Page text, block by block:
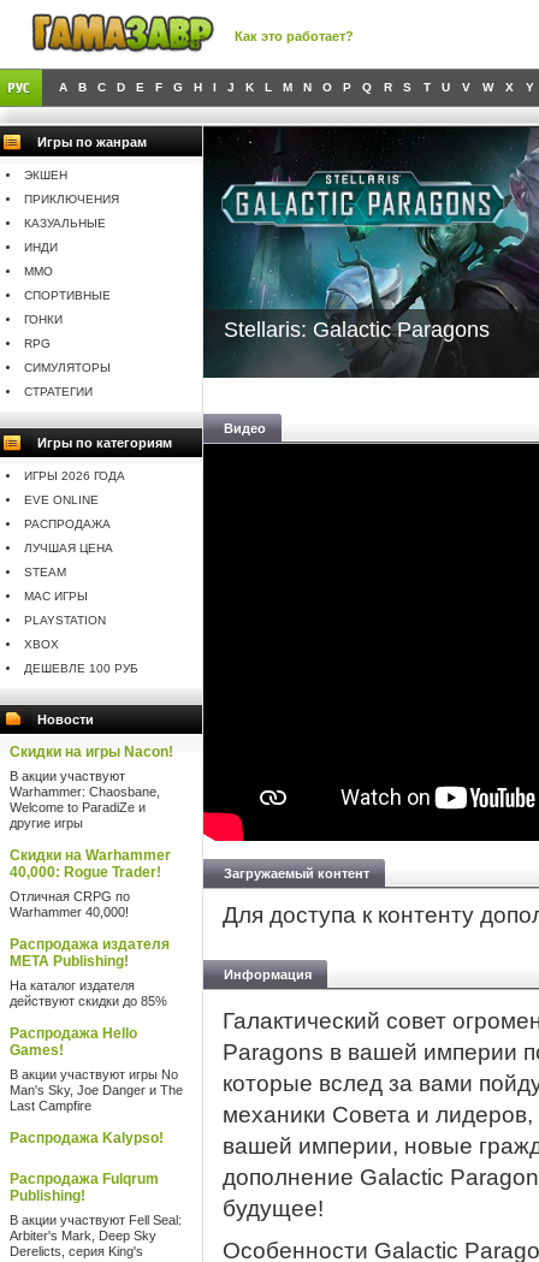
Как это работает?
A B C D E F G H I J K L M N O P Q R S T U V W X Y
Игры по жанрам
ЭКШЕН
ПРИКЛЮЧЕНИЯ
КАЗУАЛЬНЫЕ
ИНДИ
MMO
СПОРТИВНЫЕ
ГОНКИ
RPG
СИМУЛЯТОРЫ
СТРАТЕГИИ
Игры по категориям
ИГРЫ 2026 ГОДА
EVE ONLINE
РАСПРОДАЖА
ЛУЧШАЯ ЦЕНА
STEAM
MAC ИГРЫ
PLAYSTATION
XBOX
ДЕШЕВЛЕ 100 РУБ
Новости
Скидки на игры Nacon!
В акции участвуют
Warhammer: Chaosbane,
Welcome to ParadiZe и
другие игры
Скидки на Warhammer
40,000: Rogue Trader!
Отличная CRPG по
Warhammer 40,000!
Распродажа издателя
META Publishing!
На каталог издателя
действуют скидки до 85%
Распродажа Hello
Games!
В акции участвуют игры No
Man's Sky, Joe Danger и The
Last Campfire
Распродажа Kalypso!
Распродажа Fulqrum
Publishing!
В акции участвуют Fell Seal:
Arbiter's Mark, Deep Sky
Derelicts, серия King's
Stellaris: Galactic Paragons
Видео
Загружаемый контент
Для доступа к контенту
Информация
Галактический совет
Paragons в вашей империи
которые вслед за вами
механики Совета и
вашей империи, новые
дополнение Galactic
будущее!
Особенности Galactic